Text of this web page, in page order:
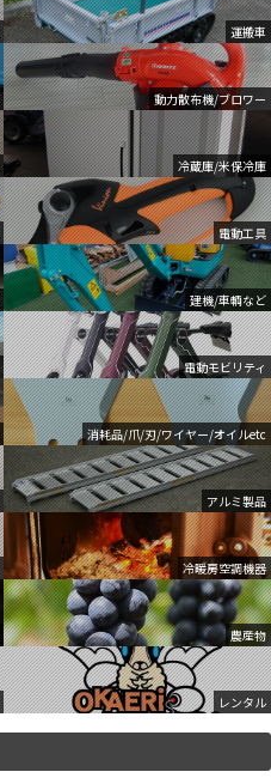
運搬車
動力散布機/ブロワー
冷蔵庫/米保冷庫
電動工具
建機/車輌など
電動モビリティ
消耗品/爪/刃/ワイヤー/オイルetc
アルミ製品
冷暖房空調機器
農産物
レンタル